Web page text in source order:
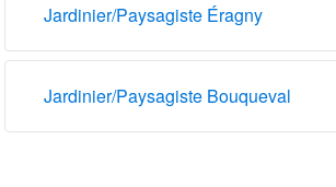
Jardinier/Paysagiste Éragny
Jardinier/Paysagiste Bouqueval